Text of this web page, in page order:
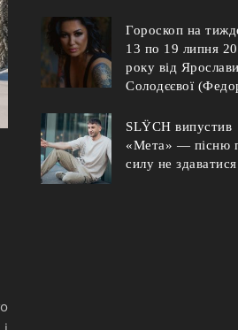
Гороскоп на
13 по 19 липня
року від Ярослави
Солодєєвої
SLŸCH випустив
«Мета» — пісню
силу не здаватися